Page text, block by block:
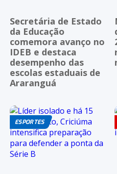
Secretária de Estado
da Educação
comemora avanço no
IDEB e destaca
desempenho das
escolas estaduais de
Araranguá
ESPORTES